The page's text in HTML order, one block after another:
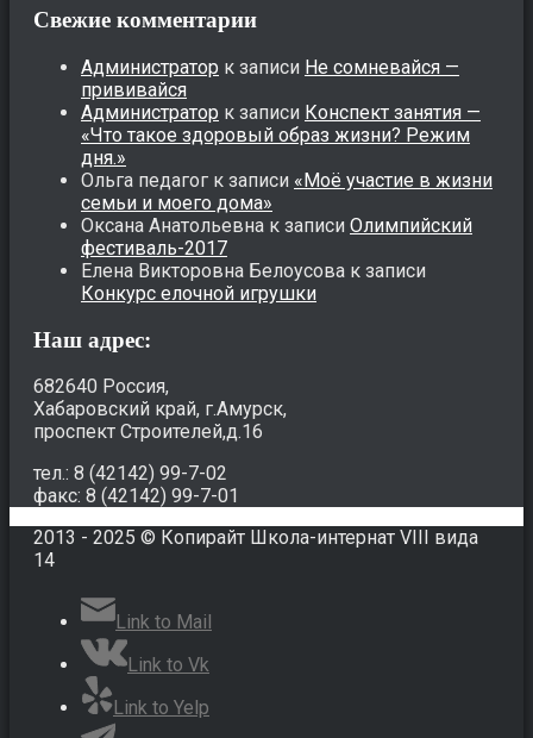
Свежие комментарии
Администратор к записи Не сомневайся —
прививайся
Администратор к записи Конспект занятия —
«Что такое здоровый образ жизни? Режим
дня.»
Ольга педагог к записи «Моё участие в жизни
семьи и моего дома»
Оксана Анатольевна к записи Олимпийский
фестиваль-2017
Елена Викторовна Белоусова к записи
Конкурс елочной игрушки
Наш адрес:
682640 Россия,
Хабаровский край, г.Амурск,
проспект Строителей,д.16
тел.: 8 (42142) 99-7-02
факс: 8 (42142) 99-7-01
2013 - 2025 © Копирайт Школа-интернат VIII вида
14
Link to Mail
Link to Vk
Link to Yelp